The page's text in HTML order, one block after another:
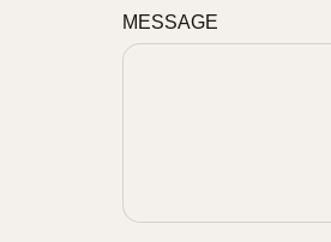
MESSAGE